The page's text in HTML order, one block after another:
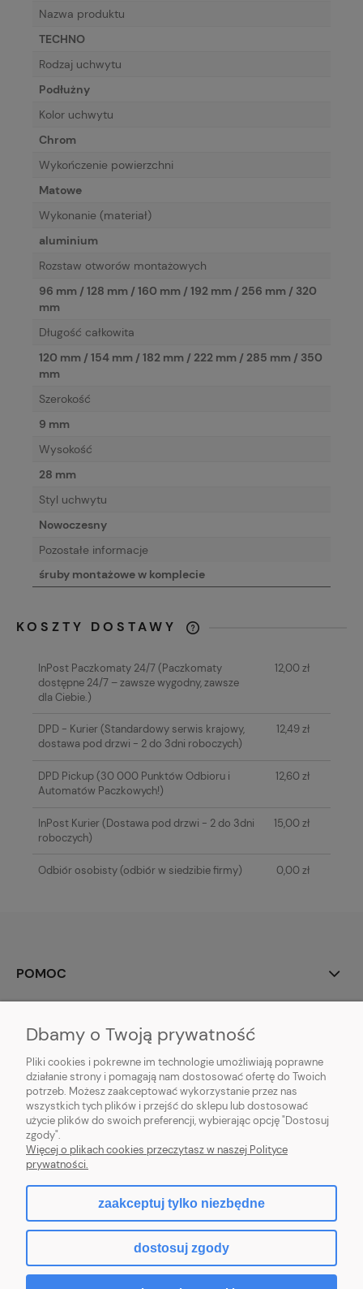
Nazwa produktu
TECHNO
Rodzaj uchwytu
Podłużny
Kolor uchwytu
Chrom
Wykończenie powierzchni
Matowe
Wykonanie (materiał)
aluminium
Rozstaw otworów montażowych
96 mm / 128 mm / 160 mm / 192 mm / 256 mm / 320
mm
Długość całkowita
120 mm / 154 mm / 182 mm / 222 mm / 285 mm / 350
mm
Szerokość
9 mm
Wysokość
28 mm
Styl uchwytu
Nowoczesny
Pozostałe informacje
śruby montażowe w komplecie
KOSZTY DOSTAWY
KOSZTÓW PŁATNOŚCI
InPost Paczkomaty 24/7(Paczkomaty
dostępne 24/7 – zawsze wygodny, zawsze
dla Ciebie.)
12,00 zł
DPD - Kurier(Standardowy serwis krajowy,
dostawa pod drzwi - 2 do 3dni roboczych)
12,49 zł
DPD Pickup(30 000 Punktów Odbioru i
Automatów Paczkowych!)
12,60 zł
InPost Kurier(Dostawa pod drzwi - 2 do 3dni
roboczych)
15,00 zł
Odbiór osobisty(odbiór w siedzibie firmy) 0,00 zł
POMOC
PŁATNOŚCI I DOSTAWA
INFORMACJE
O NAS
Sklep internetowy Shoper.pl
Dbamy o Twoją prywatność
Pliki cookies i pokrewne im technologie umożliwiają poprawne
działanie strony i pomagają nam dostosować ofertę do Twoich
potrzeb. Możesz zaakceptować wykorzystanie przez nas
wszystkich tych plików i przejść do sklepu lub dostosować
użycie plików do swoich preferencji, wybierając opcję "Dostosuj
zgody".
Więcej o plikach cookies przeczytasz w naszej Polityce
prywatności.
zaakceptuj tylko niezbędne
dostosuj zgody